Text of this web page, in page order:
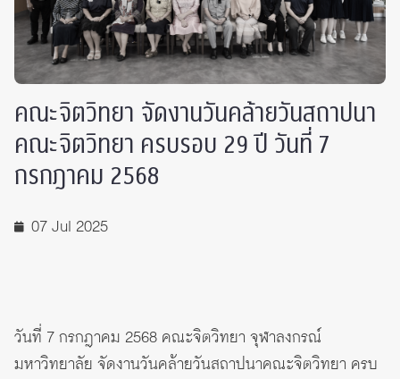
คณะจิตวิทยา จัดงานวันคล้ายวันสถาปนา
คณะจิตวิทยา ครบรอบ 29 ปี วันที่ 7
กรกฎาคม 2568
07 Jul 2025
วันที่ 7 กรกฎาคม 2568 คณะจิตวิทยา จุฬาลงกรณ์
มหาวิทยาลัย จัดงานวันคล้ายวันสถาปนาคณะจิตวิทยา ครบ